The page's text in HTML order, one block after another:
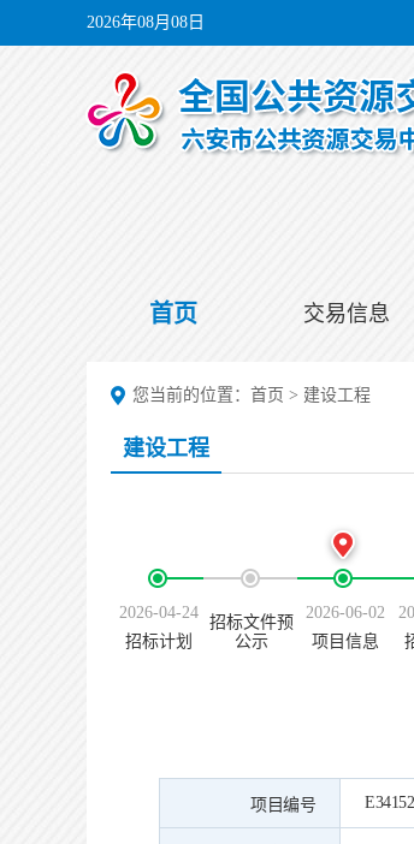
2026年08月08日
首页 交易信息
您当前的位置： 首页 > 建设工程
建设工程
2026-04-24
招标计划
招标文件预
公示
2026-06-02
项目信息
项目编号